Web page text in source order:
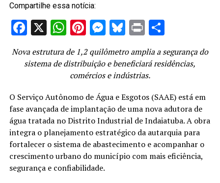
Compartilhe essa notícia:
Facebook
X WhatsApp
Pinterest
Messenger
Bluesky
PrintShare
Nova estrutura de 1,2 quilômetro amplia a segurança do
sistema de distribuição e beneficiará residências,
comércios e indústrias.
O Serviço Autônomo de Água e Esgotos (SAAE) está em
fase avançada de implantação de uma nova adutora de
água tratada no Distrito Industrial de Indaiatuba. A obra
integra o planejamento estratégico da autarquia para
fortalecer o sistema de abastecimento e acompanhar o
crescimento urbano do município com mais eficiência,
segurança e confiabilidade.